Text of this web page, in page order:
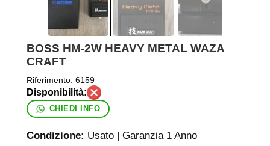
BOSS HM-2W HEAVY METAL WAZA
CRAFT
Riferimento: 6159
CHIEDI INFO
Condizione: Usato | Garanzia 1 Anno